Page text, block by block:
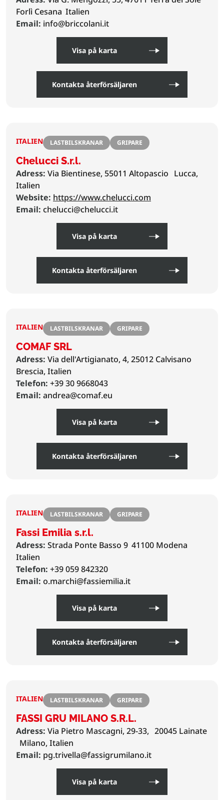
Forlì Cesana Italien
Email: info@briccolani.it
Visa på karta
Kontakta återförsäljaren
ITALIEN LASTBILSKRANAR GRIPARE
Chelucci S.r.l.
Adress: Via Bientinese, 55011 Altopascio Lucca,
Italien
Website: https://www.chelucci.com
Email: chelucci@chelucci.it
Visa på karta
Kontakta återförsäljaren
ITALIEN LASTBILSKRANAR GRIPARE
COMAF SRL
Adress: Via dell'Artigianato, 4, 25012 Calvisano
Brescia, Italien
Telefon: +39 30 9668043
Email: andrea@comaf.eu
Visa på karta
Kontakta återförsäljaren
ITALIEN LASTBILSKRANAR GRIPARE
Fassi Emilia s.r.l.
Adress: Strada Ponte Basso 9 41100 Modena
Italien
Telefon: +39 059 842320
Email: o.marchi@fassiemilia.it
Visa på karta
Kontakta återförsäljaren
ITALIEN LASTBILSKRANAR GRIPARE
FASSI GRU MILANO S.R.L.
Adress: Via Pietro Mascagni, 29-33, 20045 Lainate
Milano, Italien
Email: pg.trivella@fassigrumilano.it
Visa på karta